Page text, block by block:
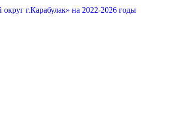
г.Карабулак» на 2022-2026 годы